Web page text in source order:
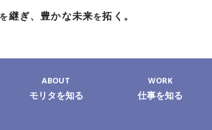
を継ぎ、 豊かな未来を拓く。
ABOUT
モリタを知る
WORK
仕事を知る